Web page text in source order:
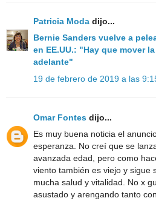
Patricia Moda dijo...
Bernie Sanders vuelve a
en EE.UU.: "Hay que mover
adelante"
19 de febrero de 2019 a las
Omar Fontes dijo...
Es muy buena noticia el
esperanza. No creí que se
avanzada edad, pero como
viento también es viejo y sigue
mucha salud y vitalidad. No x
asustado y arengando tanto